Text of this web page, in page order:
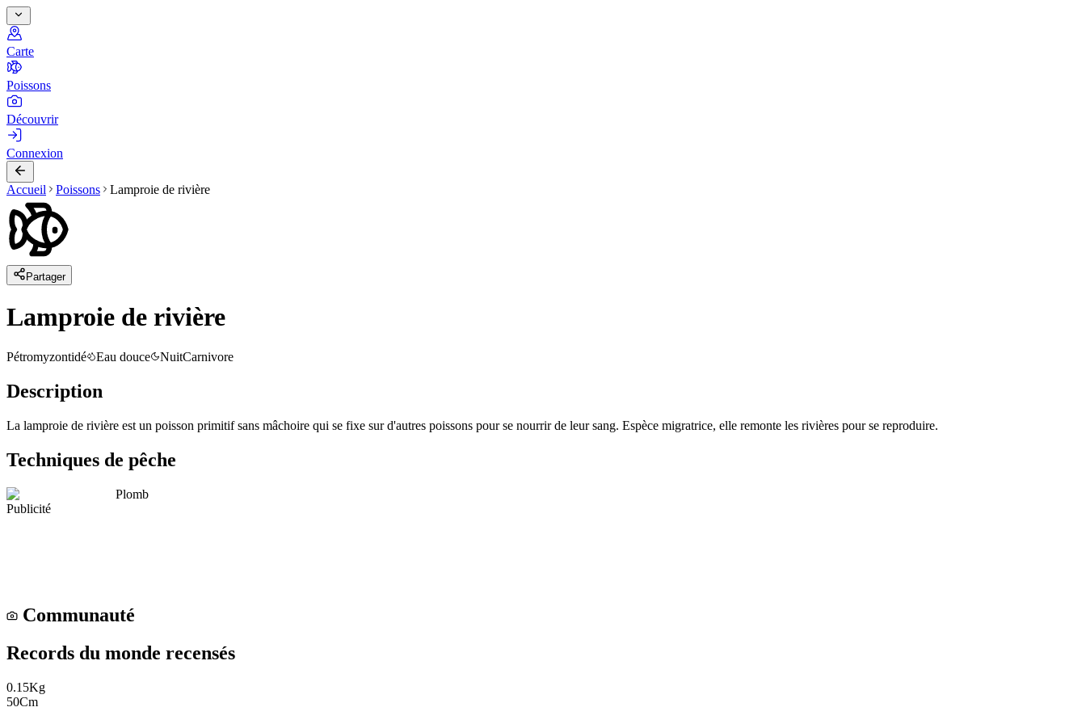
Carte
Poissons
Découvrir
Connexion
Accueil Poissons Lamproie de rivière
Partager
Lamproie de rivière
Pétromyzontidé Eau douce NuitCarnivore
Description
La lamproie de rivière est un poisson primitif sans mâchoire qui se fixe sur d'autres poissons pour se nourrir de leur sang. Espèce migratrice, elle remonte les rivières pour se reproduire.
Techniques de pêche
Plomb
Publicité
Communauté
Records du monde recensés
0.15Kg
50Cm